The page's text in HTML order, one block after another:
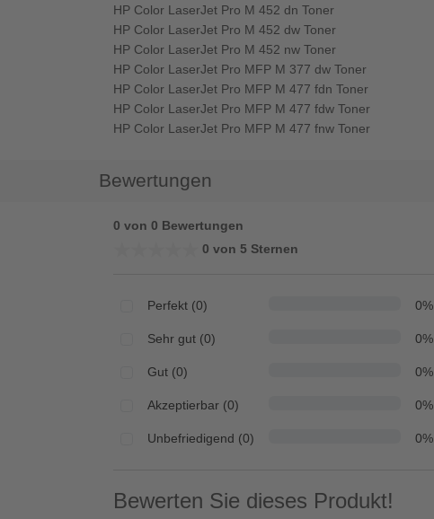
HP Color LaserJet Pro M 452 dn Toner
HP Color LaserJet Pro M 452 dw Toner
HP Color LaserJet Pro M 452 nw Toner
HP Color LaserJet Pro MFP M 377 dw Toner
HP Color LaserJet Pro MFP M 477 fdn Toner
HP Color LaserJet Pro MFP M 477 fdw Toner
HP Color LaserJet Pro MFP M 477 fnw Toner
Bewertungen
0 von 0 Bewertungen
0 von 5 Sternen
Perfekt (0) 0%
Sehr gut (0) 0%
Gut (0) 0%
Akzeptierbar (0) 0%
Unbefriedigend (0) 0%
Bewerten Sie dieses Produkt!